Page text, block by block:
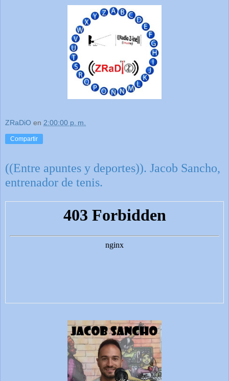
ZRaDiO en 2:00:00 p. m.
Compartir
((Entre apuntes y deportes)). Jacob Sancho,
entrenador de tenis.